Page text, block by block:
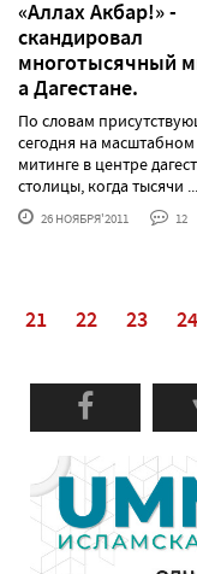
«Аллах Акбар!» -
скандировал
многотысячный
а Дагестане.
По словам
сегодня на масштабном
митинге в центре
столицы, когда тысячи ......
26 НОЯБРЯ'2011 12
21 22 23 24